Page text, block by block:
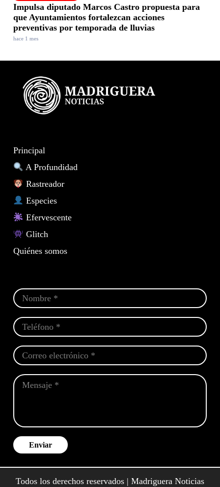
Impulsa diputado Marcos Castro propuesta para
que Ayuntamientos fortalezcan acciones
preventivas por temporada de lluvias
hace 1 mes
Principal
A Profundidad
Rastreador
Especies
Efervescente
Glitch
Quiénes somos
Enviar
Todos los derechos reservados | Madriguera Noticias